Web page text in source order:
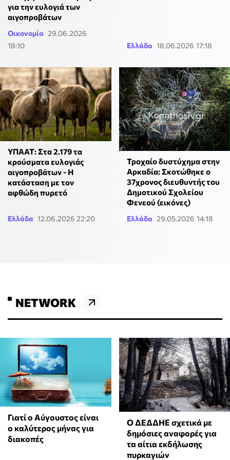
για την ευλογιά των
αιγοπροβάτων
Οικονομία 29.06.2026
18:10
Ελλάδα 18.06.2026 17:18
ΥΠΑΑΤ: Στα 2.179 τα
κρούσματα ευλογιάς
αιγοπροβάτων - Η
κατάσταση με τον
αφθώδη πυρετό
Ελλάδα 12.06.2026 22:20
Τροχαίο δυστύχημα στην
Αρκαδία: Σκοτώθηκε ο
37χρονος διευθυντής του
Δημοτικού Σχολείου
Φενεού (εικόνες)
Ελλάδα 29.05.2026 14:18
NETWORK
Γιατί ο Αύγουστος είναι
ο καλύτερος μήνας για
διακοπές
Ο ΔΕΔΔΗΕ σχετικά με
δημόσιες αναφορές για
τα αίτια εκδήλωσης
πυρκαγιών